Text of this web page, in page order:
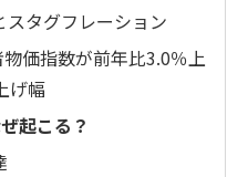
タグフレーション
価指数が前年比3.0％上
げ幅
起こる？